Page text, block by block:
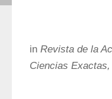
in Revista de la
Ciencias